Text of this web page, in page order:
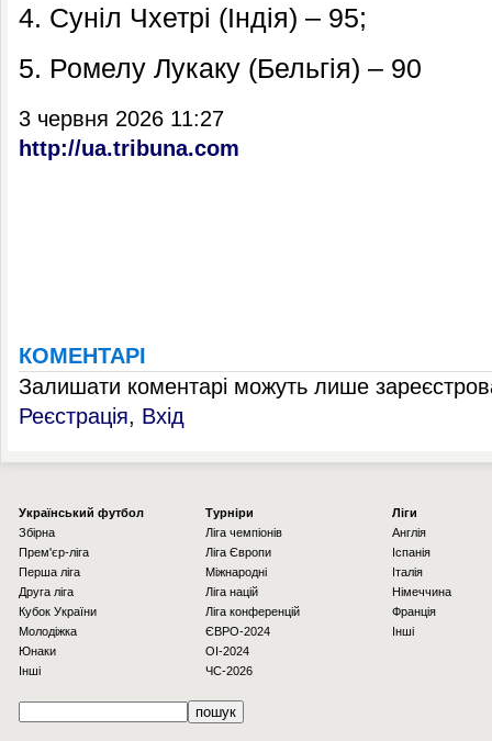
4. Суніл Чхетрі (Індія) – 95;
5. Ромелу Лукаку (Бельгія) – 90
3 червня 2026 11:27
http://ua.tribuna.com
КОМЕНТАРІ
Залишати коментарі можуть лише
Реєстрація, Вхід
Українcький футбол
Збірна
Прем'єр-ліга
Перша ліга
Друга ліга
Кубок України
Молодіжка
Юнаки
Інші
Турніри
Ліга чемпіонів
Ліга Європи
Міжнародні
Ліга націй
Ліга конференцій
ЄВРО-2024
OI-2024
ЧС-2026
Ліги
Англія
Іспанія
Італія
Німеччина
Франція
Інші